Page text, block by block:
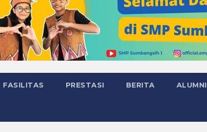
FASILITAS PRESTASI BERITA ALUMNI